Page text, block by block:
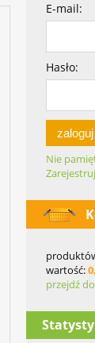
E-mail:
Hasło:
Nie
wartość:
przejdź